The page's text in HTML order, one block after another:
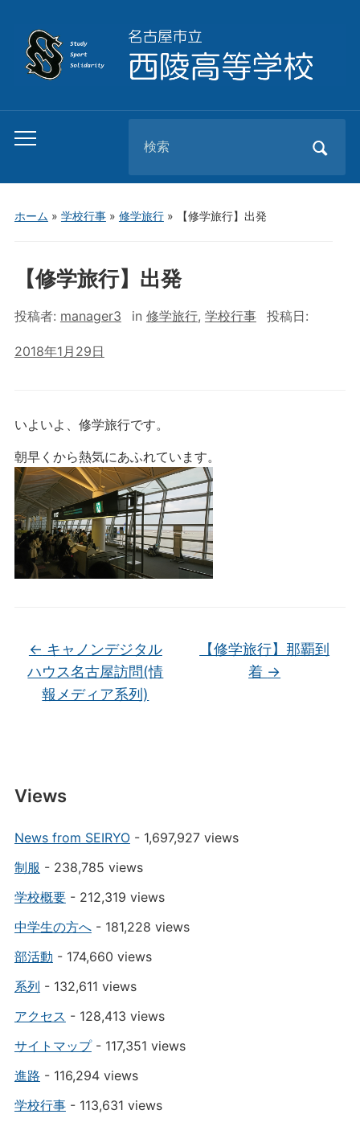
Toggle
menu
for:
ホーム » 学校行事» 修学旅行» 【修学旅行】出発
【修学旅行】出発
投稿者: manager3 in 修学旅行, 学校行事 投稿日:
2018年1月29日
いよいよ、修学旅行です。
朝早くから熱気にあふれています。
← キャノンデジタル
ハウス名古屋訪問(情
報メディア系列)
【修学旅行】那覇到
着 →
Views
News from SEIRYO- 1,697,927 views
制服 - 238,785 views
学校概要- 212,319 views
中学生の方へ- 181,228 views
部活動 - 174,660 views
系列 - 132,611 views
アクセス - 128,413 views
サイトマップ- 117,351 views
進路 - 116,294 views
学校行事- 113,631 views